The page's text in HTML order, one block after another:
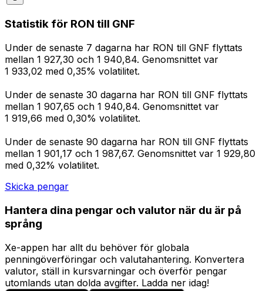
Statistik för RON till GNF
Under de senaste 7 dagarna har RON till GNF flyttats
mellan 1 927,30 och 1 940,84. Genomsnittet var
1 933,02 med 0,35% volatilitet.
Under de senaste 30 dagarna har RON till GNF flyttats
mellan 1 907,65 och 1 940,84. Genomsnittet var
1 919,66 med 0,30% volatilitet.
Under de senaste 90 dagarna har RON till GNF flyttats
mellan 1 901,17 och 1 987,67. Genomsnittet var 1 929,80
med 0,32% volatilitet.
Skicka pengar
Hantera dina pengar och valutor när du är på
språng
Xe-appen har allt du behöver för globala
penningöverföringar och valutahantering. Konvertera
valutor, ställ in kursvarningar och överför pengar
utomlands utan dolda avgifter. Ladda ner idag!